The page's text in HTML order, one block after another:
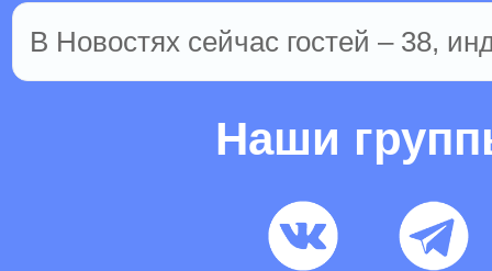
В Новостях сейчас гостей – 38,
Наши